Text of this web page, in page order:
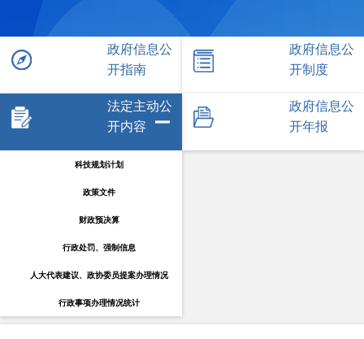
政府信息公
开指南
政府信息公
开制度
法定主动公
开内容
科技规划计划
政策文件
财政预决算
行政处罚、强制信息
人大代表建议、政协委员提案办理情况
行政事项办理情况统计
政府信息公
开年报